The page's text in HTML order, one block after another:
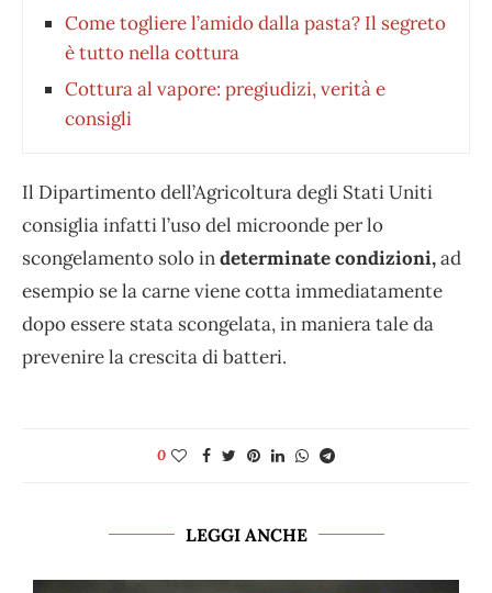
Come togliere l’amido dalla pasta? Il segreto
è tutto nella cottura
Cottura al vapore: pregiudizi, verità e
consigli
Il Dipartimento dell’Agricoltura degli Stati Uniti
consiglia infatti l’uso del microonde per lo
scongelamento solo indeterminate condizioni,ad
esempio se la carne viene cotta immediatamente
dopo essere stata scongelata, in maniera tale da
prevenire la crescita di batteri.
0
LEGGI ANCHE